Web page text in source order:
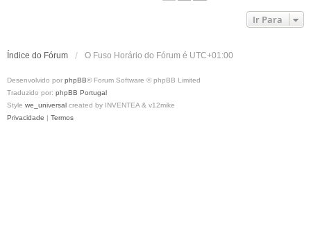
Ir Para
Índice do Fórum O Fuso Horário do Fórum é UTC+01:00
Desenvolvido por phpBB® Forum Software © phpBB Limited
Traduzido por: phpBB Portugal
Style we_universal created by INVENTEA & v12mike
Privacidade | Termos